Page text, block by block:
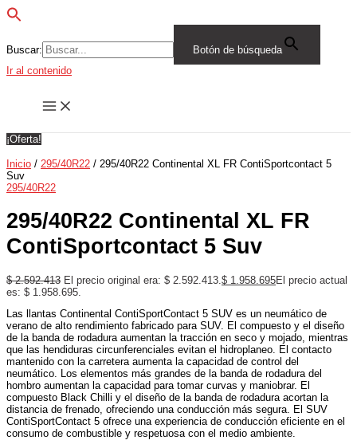
Buscar:
Botón de búsqueda
Ir al contenido
¡Oferta!
Inicio / 295/40R22 / 295/40R22 Continental XL FR ContiSportcontact 5
Suv
295/40R22
295/40R22 Continental XL FR
ContiSportcontact 5 Suv
$2.592.413 El precio original era: $ 2.592.413. $ 1.958.695El precio actual
es: $ 1.958.695.
Las llantas Continental ContiSportContact 5 SUV es un neumático de
verano de alto rendimiento fabricado para SUV. El compuesto y el diseño
de la banda de rodadura aumentan la tracción en seco y mojado, mientras
que las hendiduras circunferenciales evitan el hidroplaneo. El contacto
mantenido con la carretera aumenta la capacidad de control del
neumático. Los elementos más grandes de la banda de rodadura del
hombro aumentan la capacidad para tomar curvas y maniobrar. El
compuesto Black Chilli y el diseño de la banda de rodadura acortan la
distancia de frenado, ofreciendo una conducción más segura. El SUV
ContiSportContact 5 ofrece una experiencia de conducción eficiente en el
consumo de combustible y respetuosa con el medio ambiente.